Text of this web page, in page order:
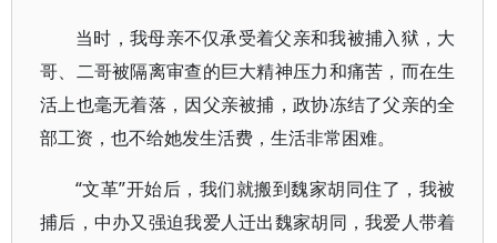
当时，我母亲不仅承受着父亲和我被捕入狱，大
哥、二哥被隔离审查的巨大精神压力和痛苦，而在生
活上也毫无着落，因父亲被捕，政协冻结了父亲的全
部工资，也不给她发生活费，生活非常困难。
“文革”开始后，我们就搬到魏家胡同住了，我被
捕后，中办又强迫我爱人迁出魏家胡同，我爱人带着